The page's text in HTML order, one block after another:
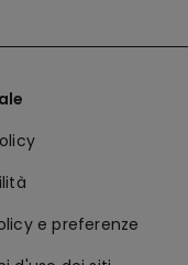
e preferenze